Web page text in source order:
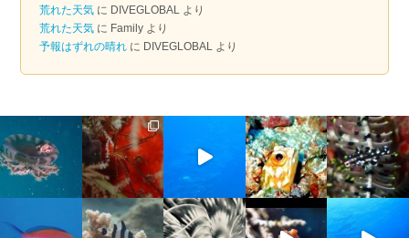
荒れた天気 に DIVEGLOBAL より
荒れた天気 に Family より
予報はずれの晴れ に DIVEGLOBAL より